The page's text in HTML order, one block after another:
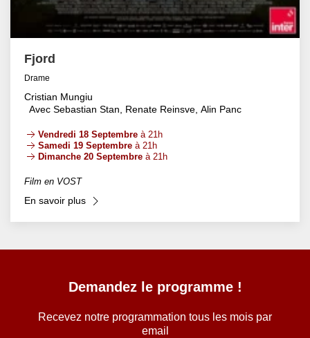
Fjord
Drame
Cristian Mungiu
Avec Sebastian Stan, Renate Reinsve, Alin Panc
Vendredi 18 Septembre à 21h
Samedi 19 Septembre à 21h
Dimanche 20 Septembre à 21h
Film en VOST
En savoir plus
Demandez le programme !
Recevez notre programmation tous les mois par
email